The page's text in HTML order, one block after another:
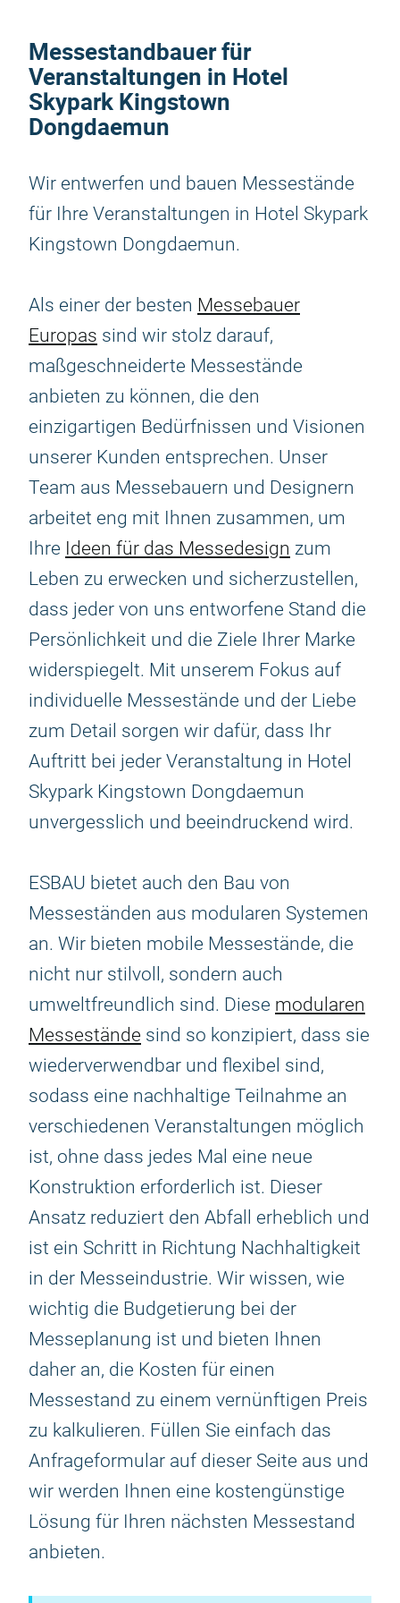
Messestandbauer für
Veranstaltungen in Hotel
Skypark Kingstown
Dongdaemun
Wir entwerfen und bauen Messestände
für Ihre Veranstaltungen in Hotel Skypark
Kingstown Dongdaemun.
Als einer der besten Messebauer
Europas sind wir stolz darauf,
maßgeschneiderte Messestände
anbieten zu können, die den
einzigartigen Bedürfnissen und Visionen
unserer Kunden entsprechen. Unser
Team aus Messebauern und Designern
arbeitet eng mit Ihnen zusammen, um
Ihre Ideen für das Messedesign zum
Leben zu erwecken und sicherzustellen,
dass jeder von uns entworfene Stand die
Persönlichkeit und die Ziele Ihrer Marke
widerspiegelt. Mit unserem Fokus auf
individuelle Messestände und der Liebe
zum Detail sorgen wir dafür, dass Ihr
Auftritt bei jeder Veranstaltung in Hotel
Skypark Kingstown Dongdaemun
unvergesslich und beeindruckend wird.
ESBAU bietet auch den Bau von
Messeständen aus modularen Systemen
an. Wir bieten mobile Messestände, die
nicht nur stilvoll, sondern auch
umweltfreundlich sind. Diese modularen
Messestände sind so konzipiert, dass sie
wiederverwendbar und flexibel sind,
sodass eine nachhaltige Teilnahme an
verschiedenen Veranstaltungen möglich
ist, ohne dass jedes Mal eine neue
Konstruktion erforderlich ist. Dieser
Ansatz reduziert den Abfall erheblich und
ist ein Schritt in Richtung Nachhaltigkeit
in der Messeindustrie. Wir wissen, wie
wichtig die Budgetierung bei der
Messeplanung ist und bieten Ihnen
daher an, die Kosten für einen
Messestand zu einem vernünftigen Preis
zu kalkulieren. Füllen Sie einfach das
Anfrageformular auf dieser Seite aus und
wir werden Ihnen eine kostengünstige
Lösung für Ihren nächsten Messestand
anbieten.